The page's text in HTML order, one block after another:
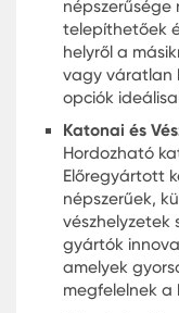
kategóriába
és azonnal
Néhány
kell venni:
Gyors
azonnal
Mobilis: